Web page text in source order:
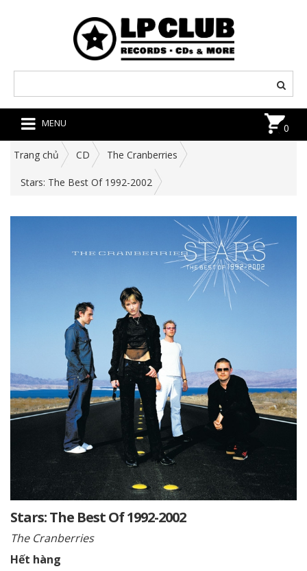
MENU 0
Trang chủ CD The Cranberries
Stars: The Best Of 1992-2002
Stars: The Best Of 1992-2002
The Cranberries
Hết hàng